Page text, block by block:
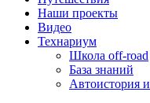
Наши проекты
Видео
Технариум
Школа off-road
База знаний
Автоистория